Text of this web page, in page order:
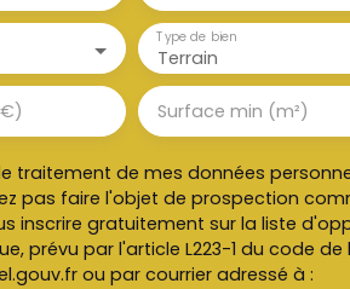
Terrain
Type de bien
Surface min (m²)
traitement de mes données
pas faire l'objet de prospection
inscrire gratuitement sur la liste
prévu par l'article L223-1 du code
ou par courrier adressé à :